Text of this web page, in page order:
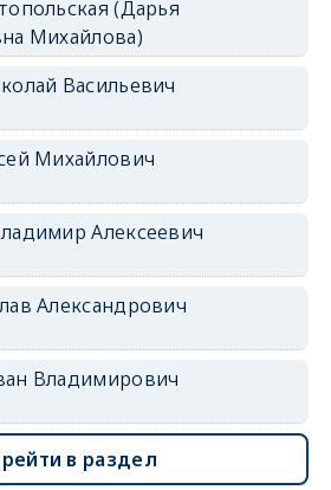
(Дарья
Михайлова)
Васильевич
Михайлович
Алексеевич
Александрович
Владимирович
в раздел